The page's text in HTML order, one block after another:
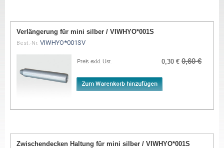
Verlängerung für mini silber / VIWHYO*001S
Best.-Nr. VIWHYO*001SV
Preis exkl. Ust. 0,30 € 0,60 €
Zum Warenkorb hinzufügen
Zwischendecken Haltung für mini silber / VIWHYO*001S